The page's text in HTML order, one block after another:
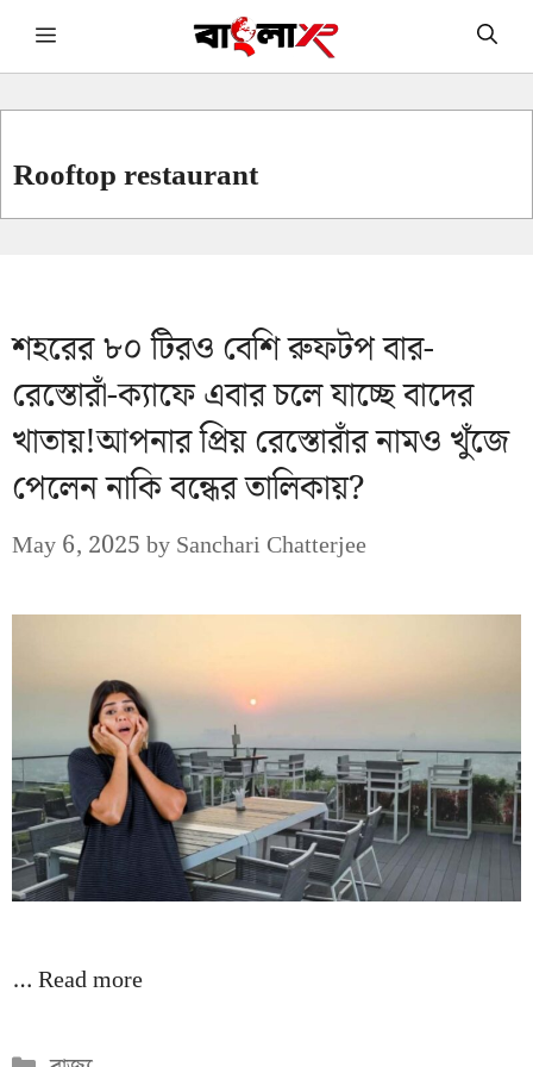
Skip Menu
Rooftop restaurant
শহরের ৮০ টিরও বেশি রুফটপ বার-
রেস্তোরাঁ-ক্যাফে এবার চলে যাচ্ছে বাদের
খাতায়!আপনার প্রিয় রেস্তোরাঁর নামও খুঁজে
পেলেন নাকি বন্ধের তালিকায়?
May 6, 2025bySanchari Chatterjee
…Read more